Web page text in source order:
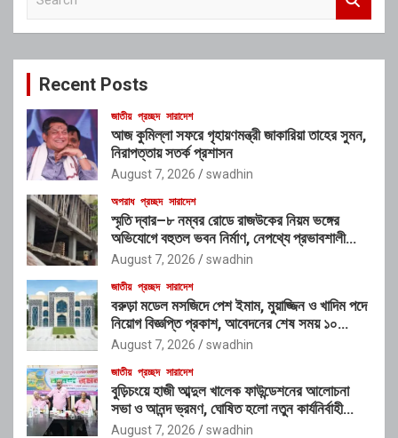
c
Recent Posts
জাতীয় প্রচ্ছদ সারাদেশ
আজ কুমিল্লা সফরে গৃহায়ণমন্ত্রী জাকারিয়া তাহের সুমন,
নিরাপত্তায় সতর্ক প্রশাসন
August 7, 2026 swadhin
অপরাধ প্রচ্ছদ সারাদেশ
স্মৃতি দ্বার–৮ নম্বর রোডে রাজউকের নিয়ম ভঙ্গের
অভিযোগে বহুতল ভবন নির্মাণ, নেপথ্যে প্রভাবশালী
চক্রের যোগসাজশের প্রশ্ন
August 7, 2026 swadhin
জাতীয় প্রচ্ছদ সারাদেশ
বরুড়া মডেল মসজিদে পেশ ইমাম, মুয়াজ্জিন ও খাদিম পদে
নিয়োগ বিজ্ঞপ্তি প্রকাশ, আবেদনের শেষ সময় ১০
আগস্ট
August 7, 2026 swadhin
জাতীয় প্রচ্ছদ সারাদেশ
বুড়িচংয়ে হাজী আব্দুল খালেক ফাউন্ডেশনের আলোচনা
সভা ও আনন্দ ভ্রমণ, ঘোষিত হলো নতুন কার্যনির্বাহী
কমিটি
August 7, 2026 swadhin